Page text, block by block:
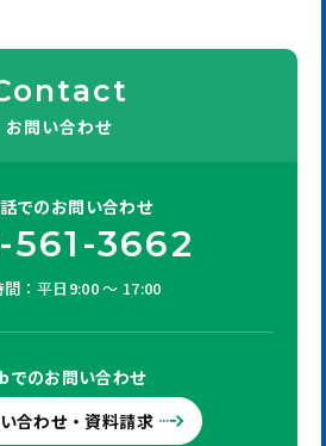
お問い合わせ
でのお問い合わせ
561-3662
：平日9:00 ～ 17:00
でのお問い合わせ
合わせ・資料請求